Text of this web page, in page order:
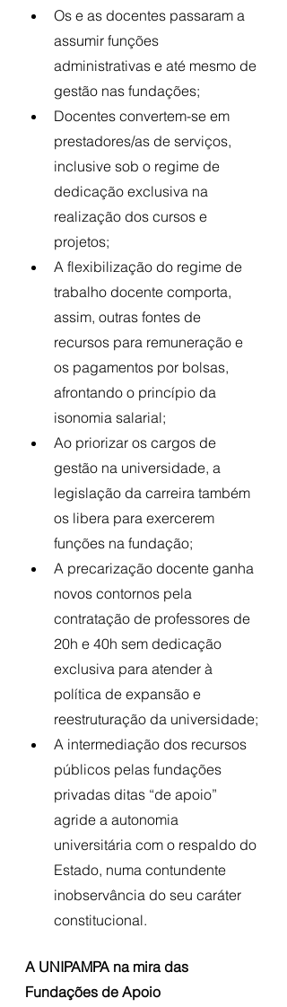
Os e as docentes passaram a
assumir funções
administrativas e até mesmo de
gestão nas fundações;
Docentes convertem-se em
prestadores/as de serviços,
inclusive sob o regime de
dedicação exclusiva na
realização dos cursos e
projetos;
A flexibilização do regime de
trabalho docente comporta,
assim, outras fontes de
recursos para remuneração e
os pagamentos por bolsas,
afrontando o princípio da
isonomia salarial;
Ao priorizar os cargos de
gestão na universidade, a
legislação da carreira também
os libera para exercerem
funções na fundação;
A precarização docente ganha
novos contornos pela
contratação de professores de
20h e 40h sem dedicação
exclusiva para atender à
política de expansão e
reestruturação da universidade;
A intermediação dos recursos
públicos pelas fundações
privadas ditas “de apoio”
agride a autonomia
universitária com o respaldo do
Estado, numa contundente
inobservância do seu caráter
constitucional.
A UNIPAMPA na mira das
Fundações de Apoio